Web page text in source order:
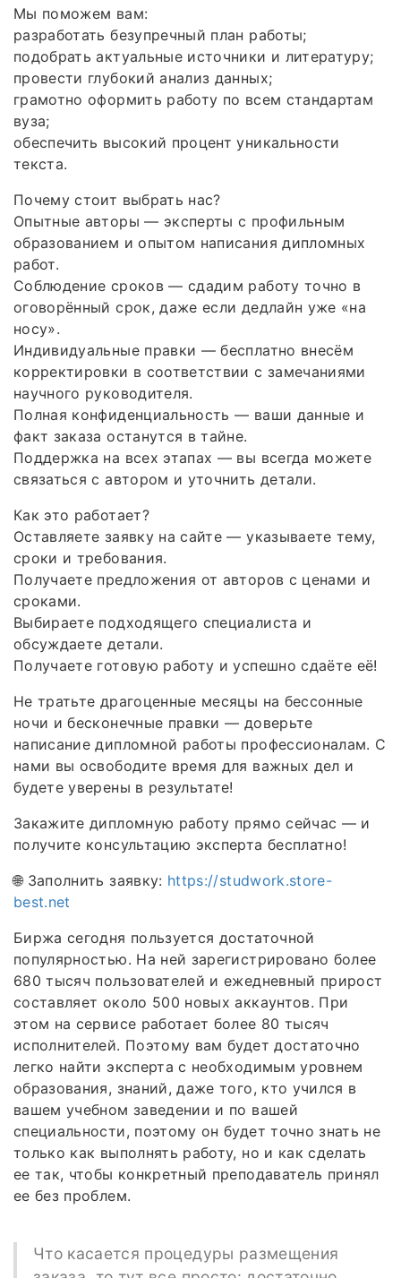
Мы поможем вам:
разработать безупречный план работы;
подобрать актуальные источники и литературу;
провести глубокий анализ данных;
грамотно оформить работу по всем стандартам
вуза;
обеспечить высокий процент уникальности
текста.
Почему стоит выбрать нас?
Опытные авторы — эксперты с профильным
образованием и опытом написания дипломных
работ.
Соблюдение сроков — сдадим работу точно в
оговорённый срок, даже если дедлайн уже «на
носу».
Индивидуальные правки — бесплатно внесём
корректировки в соответствии с замечаниями
научного руководителя.
Полная конфиденциальность — ваши данные и
факт заказа останутся в тайне.
Поддержка на всех этапах — вы всегда можете
связаться с автором и уточнить детали.
Как это работает?
Оставляете заявку на сайте — указываете тему,
сроки и требования.
Получаете предложения от авторов с ценами и
сроками.
Выбираете подходящего специалиста и
обсуждаете детали.
Получаете готовую работу и успешно сдаёте её!
Не тратьте драгоценные месяцы на бессонные
ночи и бесконечные правки — доверьте
написание дипломной работы профессионалам. С
нами вы освободите время для важных дел и
будете уверены в результате!
Закажите дипломную работу прямо сейчас — и
получите консультацию эксперта бесплатно!
🌐 Заполнить заявку: https://studwork.store-
best.net
Биржа сегодня пользуется достаточной
популярностью. На ней зарегистрировано более
680 тысяч пользователей и ежедневный прирост
составляет около 500 новых аккаунтов. При
этом на сервисе работает более 80 тысяч
исполнителей. Поэтому вам будет достаточно
легко найти эксперта с необходимым уровнем
образования, знаний, даже того, кто учился в
вашем учебном заведении и по вашей
специальности, поэтому он будет точно знать не
только как выполнять работу, но и как сделать
ее так, чтобы конкретный преподаватель принял
ее без проблем.
Что касается процедуры размещения